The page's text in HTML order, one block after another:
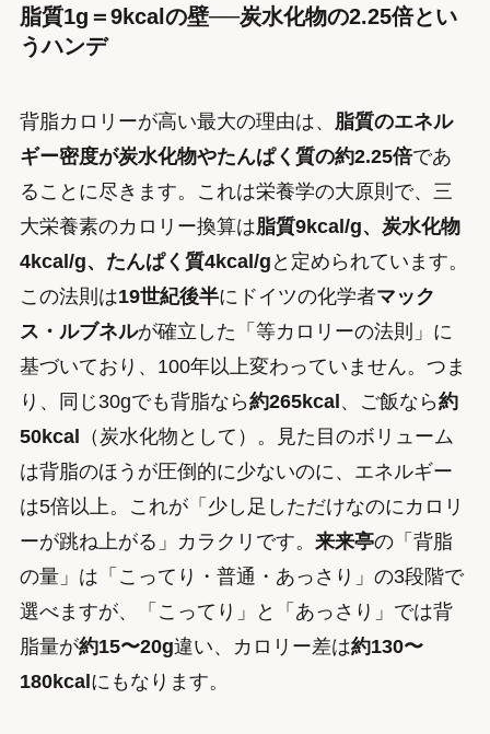
脂質1g＝9kcalの壁──炭水化物の2.25倍とい
うハンデ
背脂カロリーが高い最大の理由は、 脂質のエネル
ギー密度が炭水化物やたんぱく質の約2.25倍であ
ることに尽きます。これは栄養学の大原則で、三
大栄養素のカロリー換算は脂質9kcal/g、炭水化物
4kcal/g、たんぱく質4kcal/g と定められています。
この法則は19世紀後半にドイツの化学者マック
ス・ルブネルが確立した「等カロリーの法則」に
基づいており、100年以上変わっていません。つま
り、同じ30gでも背脂なら約265kcal 、ご飯なら約
50kcal
（炭水化物として）。見た目のボリューム
は背脂のほうが圧倒的に少ないのに、エネルギー
は5倍以上。これが「少し足しただけなのにカロリ
ーが跳ね上がる」カラクリです。 来来亭の「背脂
の量」は「こってり・普通・あっさり」の3段階で
選べますが、「こってり」と「あっさり」では背
脂量が約15〜20g違い、カロリー差は約130〜
180kcal にもなります。